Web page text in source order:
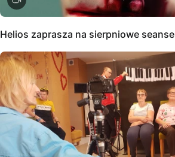
Helios zaprasza na sierpniowe seanse